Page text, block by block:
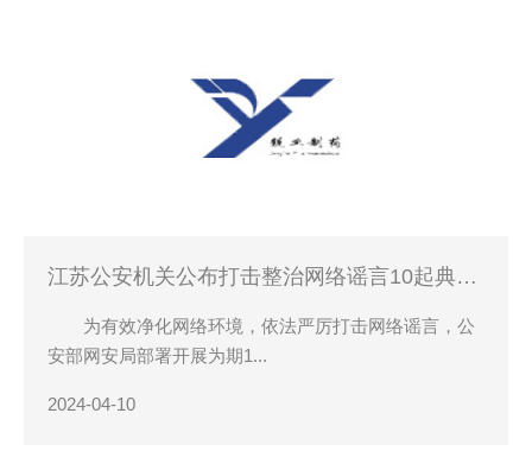
江苏公安机关公布打击整治网络谣言10起典型
为有效净化网络环境，依法严厉打击网络谣言，公
安部网安局部署开展为期1...
2024-04-10